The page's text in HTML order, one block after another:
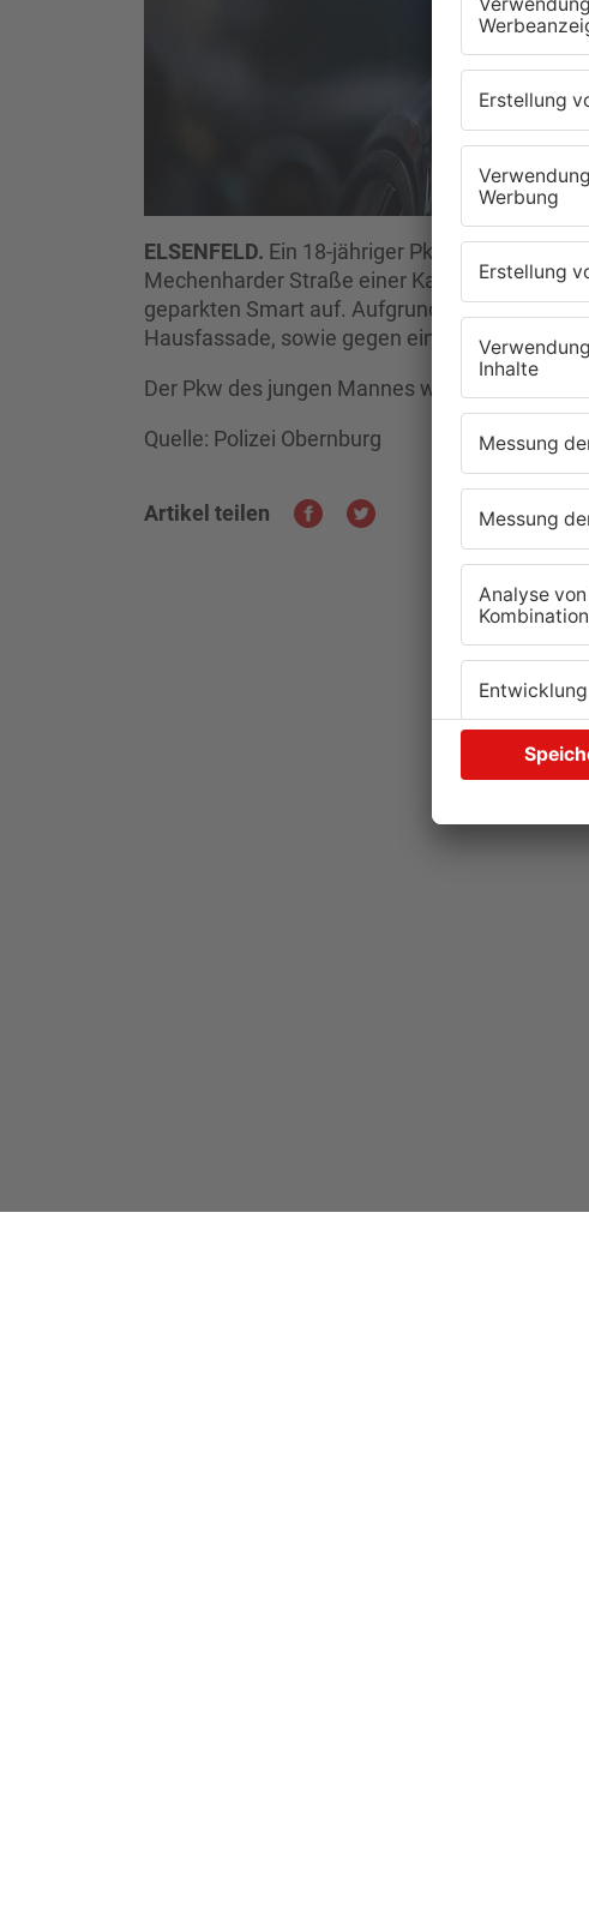
ELSENFELD. Ein 18-jähriger Pkw-Fahrer wich
Mechenharder Straße einer Katze aus. Bei
geparkten Smart auf. Aufgrund des Aufpralls
Hausfassade, sowie gegen einen
Der Pkw des jungen Mannes war nicht mehr
Quelle: Polizei Obernburg
Artikel teilen